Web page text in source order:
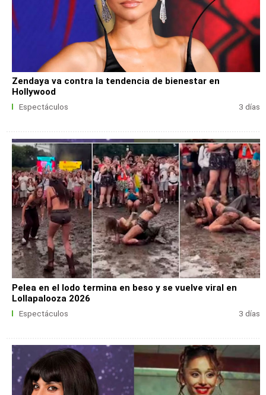
Zendaya va contra la tendencia de bienestar en
Hollywood
Espectáculos 3 días
Pelea en el lodo termina en beso y se vuelve viral en
Lollapalooza 2026
Espectáculos 3 días